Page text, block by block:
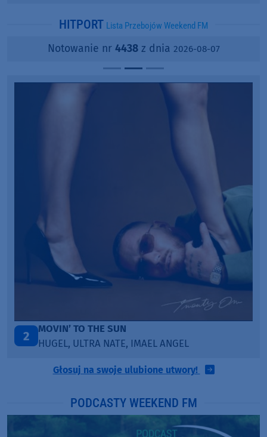
HITPORT Lista Przebojów Weekend FM
Notowanie nr 4438z dnia 2026-08-07
3
LEGENDARY LOVERS (SAVE ME)
KATY PERRY & CHIEF KEEF
Głosuj na swoje ulubione utwory!
PODCASTY WEEKEND FM